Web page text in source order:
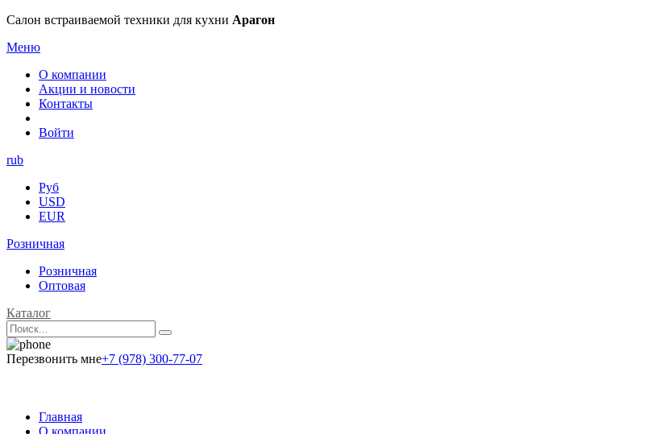
Салон встраиваемой техники для кухни Арагон
Меню
О компании
Акции и новости
Контакты
Войти
rub
Руб
USD
EUR
Розничная
Розничная
Оптовая
Каталог
Перезвонить мне+7 (978) 300-77-07
Главная
О компании